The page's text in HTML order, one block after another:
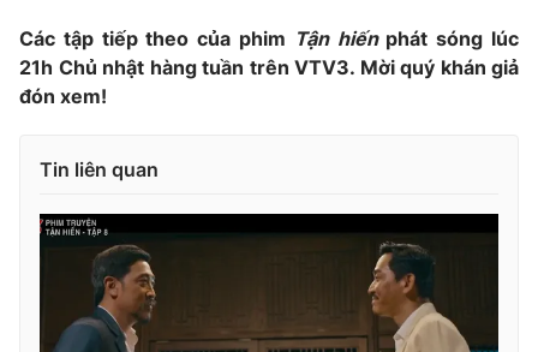
Các tập tiếp theo của phim Tận hiếnphát sóng lúc
21h Chủ nhật hàng tuần trên VTV3. Mời quý khán giả
đón xem!
Tin liên quan